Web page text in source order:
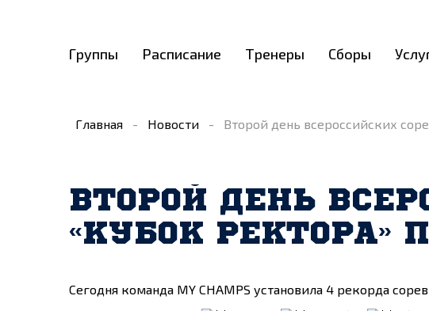
Группы Расписание Тренеры Сборы
Главная - Новости - ️Второй день всероссийских
️ВТОРОЙ ДЕНЬ
«КУБОК РЕКТОРА»
Сегодня команда MY CHAMPS установила 4 рекорда